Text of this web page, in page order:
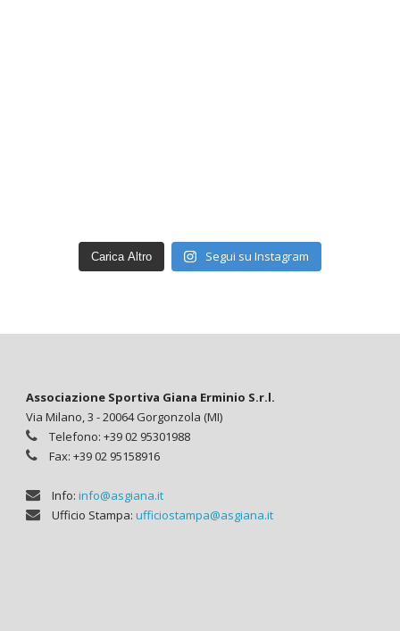
Carica Altro Segui su Instagram
Associazione Sportiva Giana Erminio S.r.l.
Via Milano, 3 - 20064 Gorgonzola (MI)
Telefono: +39 02 95301988
Fax: +39 02 95158916
Info: info@asgiana.it
Ufficio Stampa: ufficiostampa@asgiana.it